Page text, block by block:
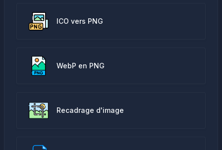
ICO vers PNG
WebP en PNG
Recadrage d'image